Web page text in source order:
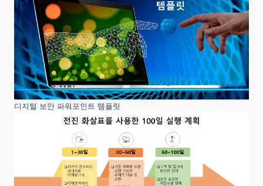
디지털 보안 파워포인트 템플릿